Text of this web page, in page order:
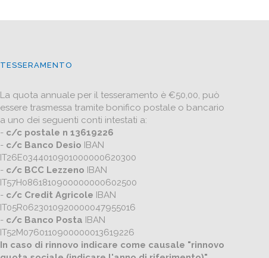
TESSERAMENTO
La quota annuale per il tesseramento è €50,00, può
essere trasmessa tramite bonifico postale o bancario
a uno dei seguenti conti intestati a:
- c/c postale n 13619226
- c/c Banco Desio IBAN
IT26E0344010901000000620300
- c/c BCC Lezzeno IBAN
IT57H0861810900000000602500
- c/c Credit Agricole IBAN
IT05R0623010920000047955016
- c/c Banco Posta IBAN
IT52M0760110900000013619226
In caso di rinnovo indicare come causale "rinnovo